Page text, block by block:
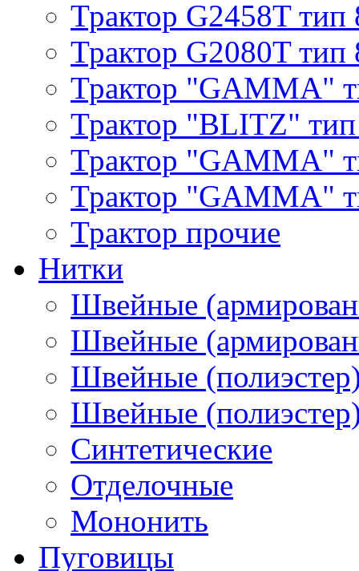
Трактор G2458T тип
Трактор G2080T тип
Трактор "GAMMA"
Трактор "BLITZ"
Трактор "GAMMA"
Трактор "GAMMA"
Трактор прочие
Нитки
Швейные
Швейные
Швейные
Швейные
Синтетические
Отделочные
Мононить
Пуговицы